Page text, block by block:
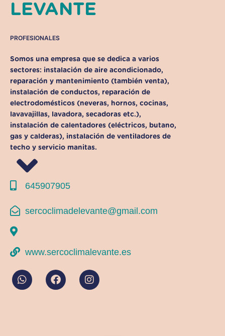
LEVANTE
PROFESIONALES
Somos una empresa que se dedica a varios
sectores: instalación de aire acondicionado,
reparación y mantenimiento (también venta),
instalación de conductos, reparación de
electrodomésticos (neveras, hornos, cocinas,
lavavajillas, lavadora, secadoras etc.),
instalación de calentadores (eléctricos, butano,
gas y calderas), instalación de ventiladores de
techo y servicio manitas.
645907905
sercoclimadelevante@gmail.com
www.sercoclimalevante.es
W
h
F
a
I
n